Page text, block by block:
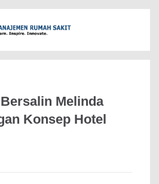
Melinda
Konsep Hotel